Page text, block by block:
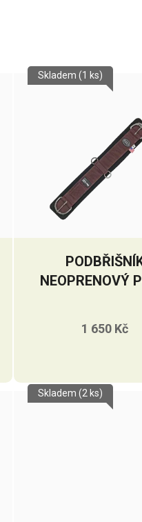
NEOPRENOVÝ
Skladem (1 ks)
1 650 Kč
Skladem (2 ks)